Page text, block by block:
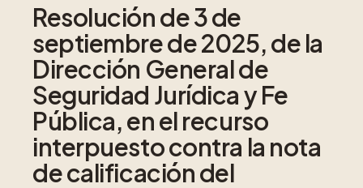
Resolución de 3 de
septiembre de 2025, de la
Dirección General de
Seguridad Jurídica y Fe
Pública, en el recurso
interpuesto contra la nota
de calificación del